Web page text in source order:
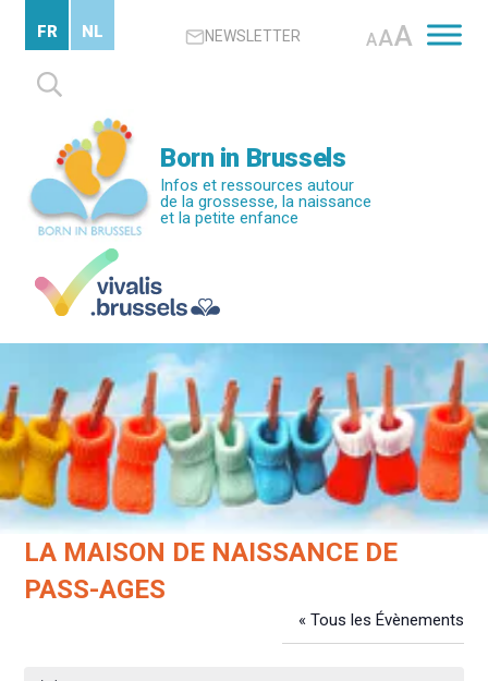
contenu
principal
NEWSLETTER AAA
Rechercher :
FR NL
Born in Brussels
Infos et ressources autour
de la grossesse, la naissance
et la petite enfance
LA MAISON DE NAISSANCE DE
PASS-AGES
« Tous les Évènements